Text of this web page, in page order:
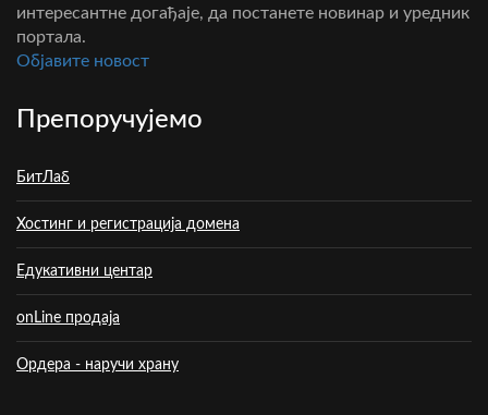
интересантне догађаје, да постанете новинар и уредник
портала.
Oбјавите новост
Препоручујемо
БитЛаб
Хостинг и регистрација домена
Едукативни центар
onLine продаја
Ордера - наручи храну